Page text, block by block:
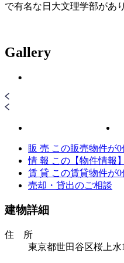
で有名な日大文理学部があ
Gallery
販 売 この販売物件が0
情 報 この【物件情報
賃 貸 この賃貸物件が0
売却・貸出のご相談
建物詳細
住 所
東京都世田谷区桜上水